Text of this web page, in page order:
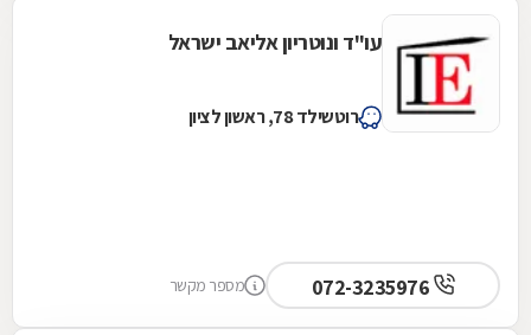
עו"ד ונוטריון אליאב ישראל
רוטשילד 78, ראשון לציון
מספר מקשר